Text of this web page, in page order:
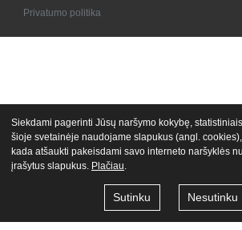
Privatumo politika
Siekdami pagerinti Jūsų naršymo kokybę,
šioje svetainėje naudojame slapukus (angl.
kada atšaukti pakeisdami savo interneto naršyklės
įrašytus slapukus. Plačiau
Sutinku Nesutinku